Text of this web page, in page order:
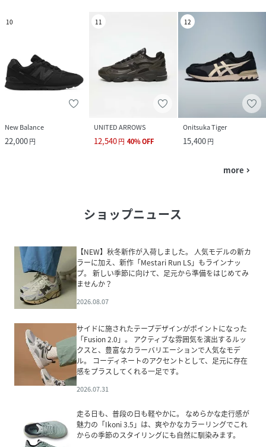
10
New Balance
22,000円
11
UNITED ARROWS
12,540円 40%OFF
12
Onitsuka Tiger
15,400円
more navigate_next
ショップニュース
【NEW】秋冬新作が入荷しました。 人気モデルの新カ
ラーに加え、新作「Mestari Run LS」もラインナッ
プ。 新しい季節に向けて、足元から準備をはじめてみ
ませんか？
2026.08.07
サイドに施されたテープデザインがポイントになった
「Fusion 2.0」。 アクティブな雰囲気を演出するルッ
クスと、豊富なカラーバリエーションで人気なモデ
ル。 コーディネートのアクセントとして、足元に存在
感をプラスしてくれる一足です。
2026.07.31
走る日も、普段の日も軽やかに。 なめらかな走行感が
魅力の「Ikoni 3.5」は、爽やかなカラーリングでこれ
からの季節のスタイリングにも自然に馴染みます。